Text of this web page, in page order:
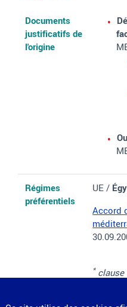
Documents
justificatifs de
l'origine
Régimes
préférentiels
UE /
Accord
*clause